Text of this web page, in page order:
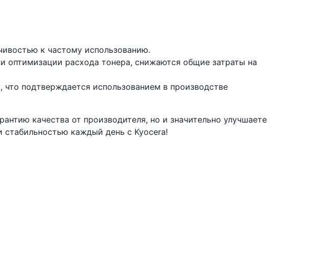
к частому использованию.
оптимизации расхода тонера, снижаются общие затраты на
подтверждается использованием в производстве
качества от производителя, но и значительно улучшаете
стабильностью каждый день с Kyocera!